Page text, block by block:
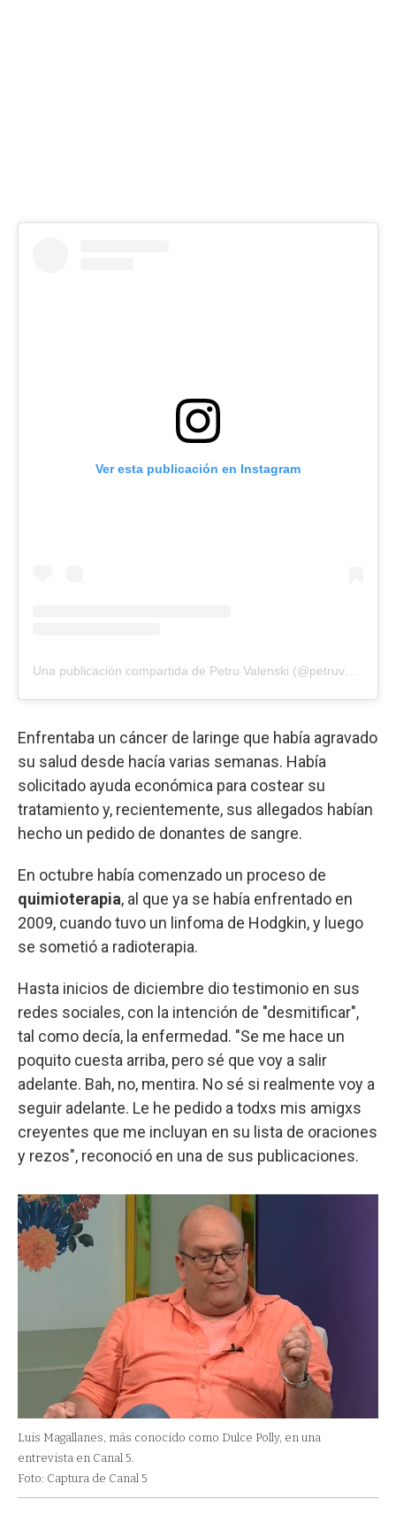
Ver esta publicación en Instagram
Enfrentaba un cáncer de laringe que había agravado
su salud desde hacía varias semanas. Había
solicitado ayuda económica para costear su
tratamiento y, recientemente, sus allegados habían
hecho un pedido de donantes de sangre.
En octubre había comenzado un proceso de
quimioterapia, al que ya se había enfrentado en
2009, cuando tuvo un linfoma de Hodgkin, y luego
se sometió a radioterapia.
Hasta inicios de diciembre dio testimonio en sus
redes sociales, con la intención de "desmitificar",
tal como decía, la enfermedad. "Se me hace un
poquito cuesta arriba, pero sé que voy a salir
adelante. Bah, no, mentira. No sé si realmente voy a
seguir adelante. Le he pedido a todxs mis amigxs
creyentes que me incluyan en su lista de oraciones
y rezos", reconoció en una de sus publicaciones.
Luis Magallanes, más conocido como Dulce Polly, en una
entrevista en Canal 5.
Foto: Captura de Canal 5